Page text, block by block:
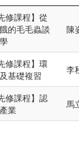
修課程】從
的毛毛蟲談
陳
修課程】環
基礎複習
李
修課程】認
業
馬